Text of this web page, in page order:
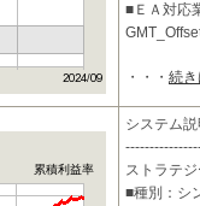
■ＥＡ対応
■投資コン
・・・ 続
累積利益率
システム
ストラテ
■種別：シ